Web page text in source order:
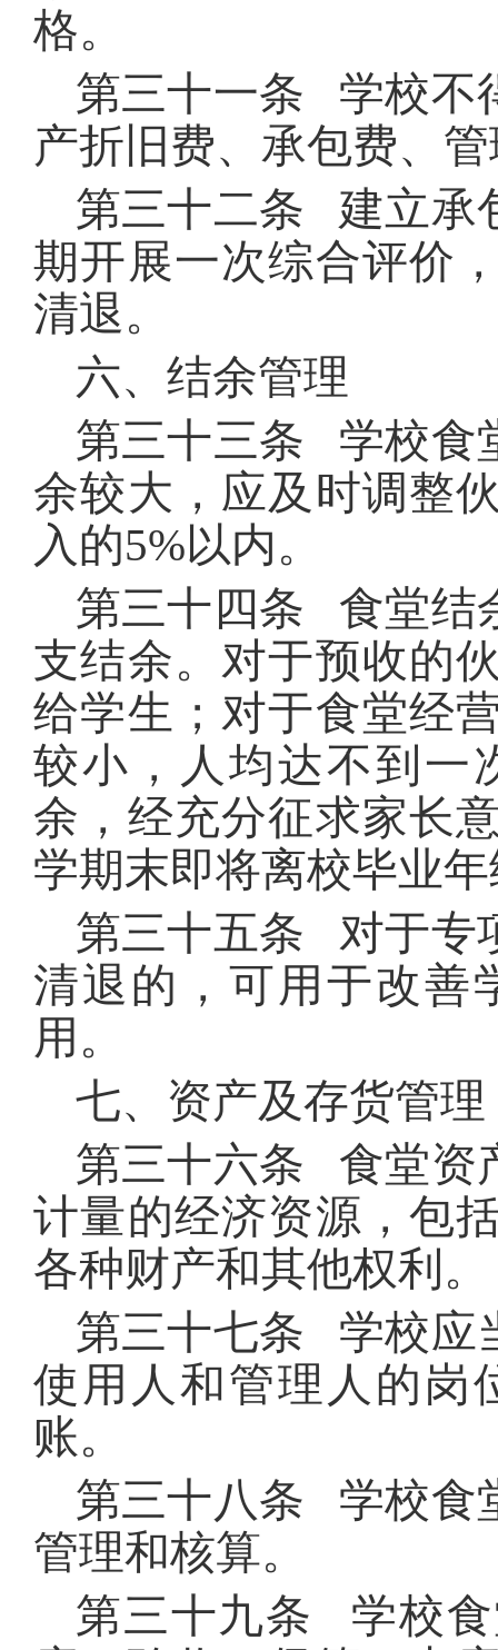
格。
第三十一条 学校不
产折旧费、承包费、
第三十二条 建立承
期开展一次综合评价
清退。
六、结余管理
第三十三条 学校食
余较大，应及时调整
入的5%以内。
第三十四条 食堂结
支结余。对于预收的
给学生；对于食堂经
较小，人均达不到一
余，经充分征求家长
学期末即将离校毕业
第三十五条 对于专
清退的，可用于改善
用。
七、资产及存货管理
第三十六条 食堂资
计量的经济资源，包
各种财产和其他权利。
第三十七条 学校应
使用人和管理人的岗
账。
第三十八条 学校食
管理和核算。
第三十九条 学校食